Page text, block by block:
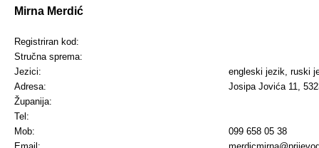
Mirna Merdić
Registriran kod:
Stručna sprema:
Jezici:
engleski jezik, ruski
Adresa:
Josipa Jovića 11,
Županija:
Tel:
Mob:
099 658 05 38